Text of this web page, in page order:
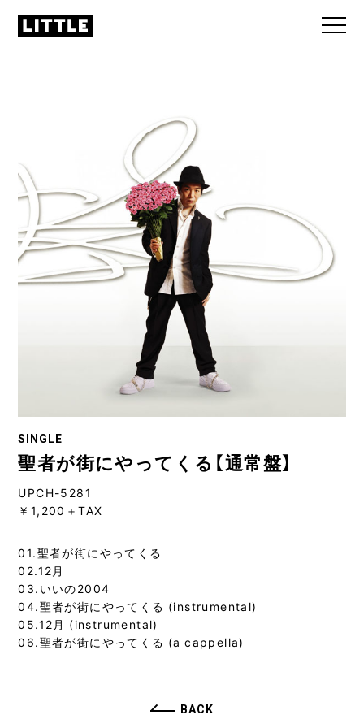
SINGLE
聖者が街にやってくる【通常盤】
UPCH-5281
￥1,200＋TAX
01.聖者が街にやってくる
02.12月
03.いいの2004
04.聖者が街にやってくる (instrumental)
05.12月 (instrumental)
06.聖者が街にやってくる (a cappella)
BACK